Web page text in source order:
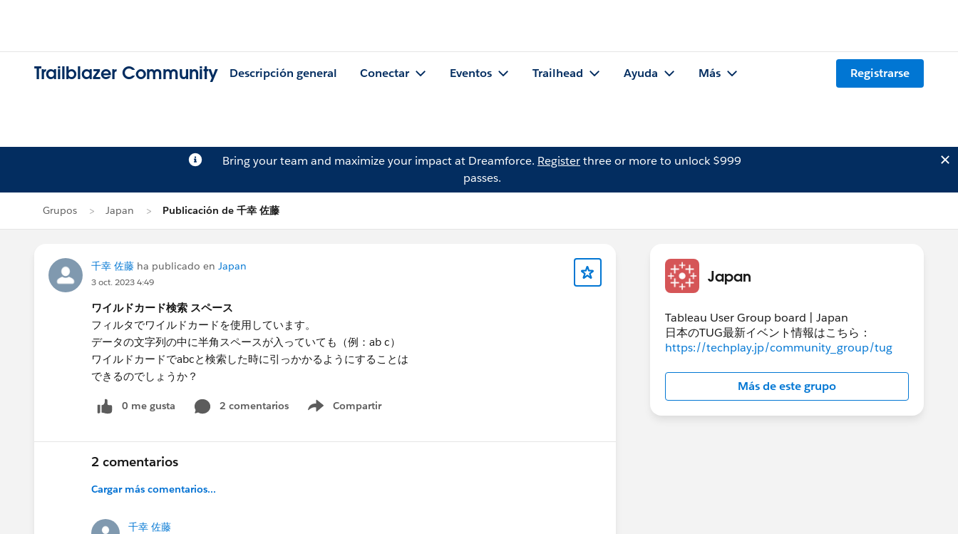
Trailblazer Community Descripción general Conectar Eventos Trailhead Ayuda Más Registrarse
Bring your team and maximize your impact at Dreamforce. Registerthree or more to unlock $999
passes.
Grupos Japan Publicación de 千幸 佐藤
千幸 佐藤 ha publicado en Japan
3 oct. 2023 4:49
ワイルドカード検索 スペース
フィルタでワイルドカードを使用しています。
データの文字列の中に半角スペースが入っていても（例：ab c）
ワイルドカードでabcと検索した時に引っかかるようにすることは
できるのでしょうか？
0 me gusta 2 comentarios Compartir
Show menu
2 comentarios
Cargar más comentarios...
千幸 佐藤
Japan
Tableau User Group board | Japan
日本のTUG最新イベント情報はこちら：
https://techplay.jp/community_group/tug
Más de este grupo